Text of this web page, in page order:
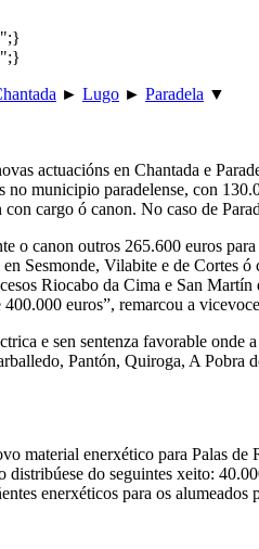
► Lugo ► Paradela ▼
actuacións en Chantada e
no municipio paradelense, con
cargo ó canon. No caso de
o canon outros 265.600 euros
Sesmonde, Vilabite e de Cortes
Riocabo da Cima e San
euros”, remarcou a
e sen sentenza favorable
Pantón, Quiroga, A Pobra
material enerxético para Palas
do seguintes xeito:
enerxéticos para os